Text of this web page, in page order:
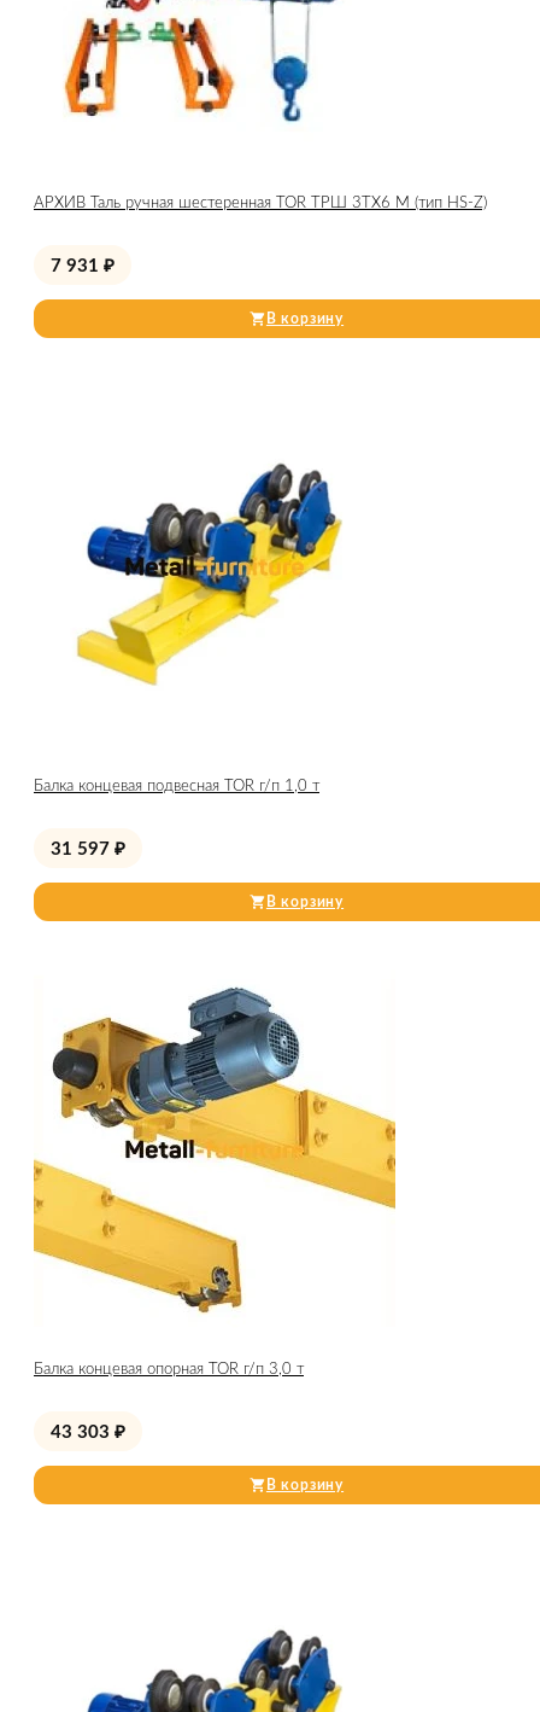
АРХИВ Таль ручная шестеренная TOR ТРШ 3ТХ6 М (тип HS-Z)
7 931 ₽
В корзину
Балка концевая подвесная TOR г/п 1,0 т
31 597 ₽
В корзину
Балка концевая опорная TOR г/п 3,0 т
43 303 ₽
В корзину